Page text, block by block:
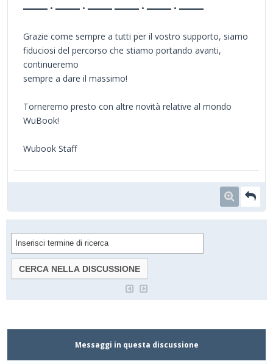
════ • ════ • ════ ════ • ════ • ════
Grazie come sempre a tutti per il vostro supporto, siamo
fiduciosi del percorso che stiamo portando avanti,
continueremo
sempre a dare il massimo!
Torneremo presto con altre novità relative al mondo
WuBook!
Wubook Staff
Messaggi in questa discussione